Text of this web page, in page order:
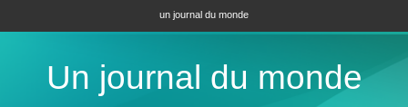
un journal du monde
Un journal du monde